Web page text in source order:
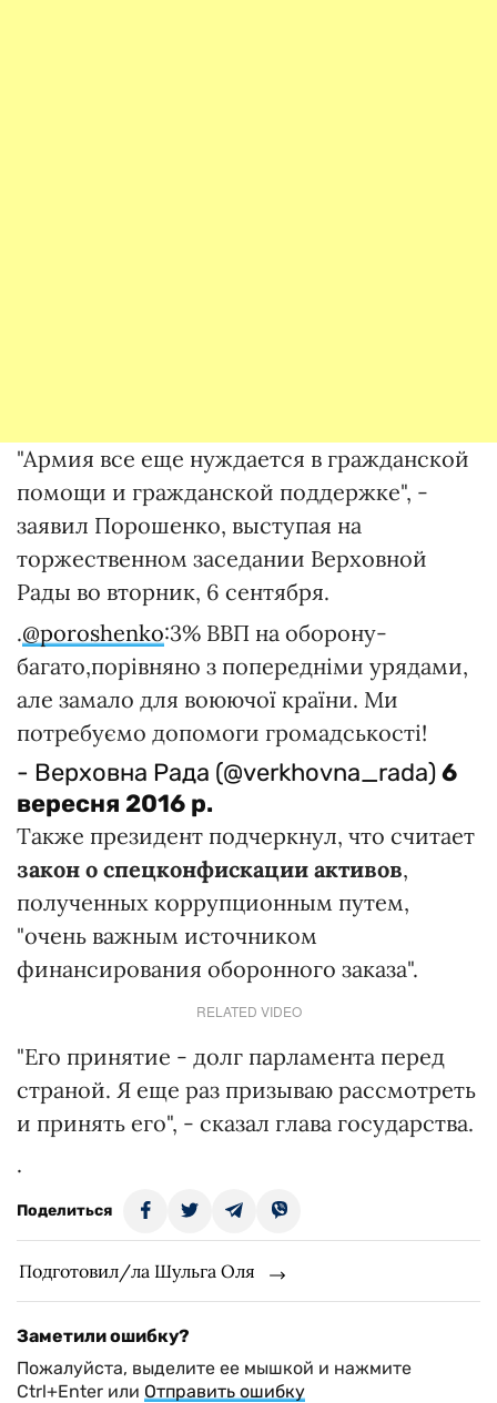
"Армия все еще нуждается в гражданской
помощи и гражданской поддержке", -
заявил Порошенко, выступая на
торжественном заседании Верховной
Рады во вторник, 6 сентября.
.@poroshenko:3% ВВП на оборону-
багато,порівняно з попередніми урядами,
але замало для воюючої країни. Ми
потребуємо допомоги громадськості!
- Верховна Рада (@verkhovna_rada)6
вересня 2016 р.
Также президент подчеркнул, что считает
закон о спецконфискации активов,
полученных коррупционным путем,
"очень важным источником
финансирования оборонного заказа".
RELATED VIDEO
"Его принятие - долг парламента перед
страной. Я еще раз призываю рассмотреть
и принять его", - сказал глава государства.
.
Поделиться
Подготовил/ла Шульга Оля
Заметили ошибку?
Пожалуйста, выделите ее мышкой и нажмите
Ctrl+Enter или Отправить ошибку